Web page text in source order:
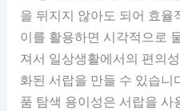
을 뒤지지 않아도 되어 효
이를 활용하면 시각적으로
져서 일상생활에서의 편의
화된 서랍을 만들 수 있습
품 탐색 용이성은 서랍을